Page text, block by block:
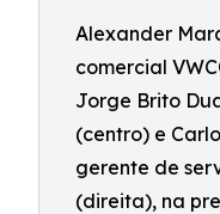
Alexander
comercial
Jorge Brito
(centro) e
gerente de
(direita), na